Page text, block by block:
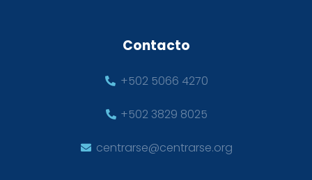
Contacto
+502 5066 4270
+502 3829 8025
centrarse@centrarse.org